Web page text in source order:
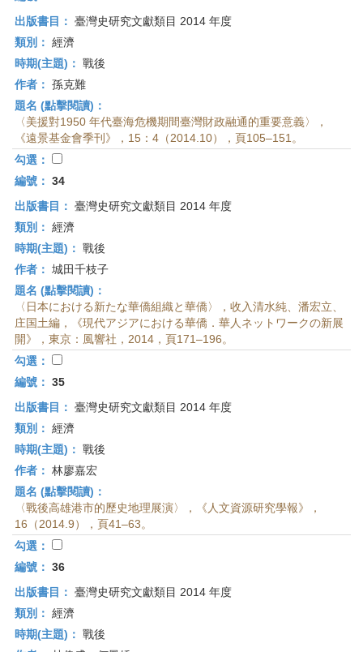
出版書目： 臺灣史研究文獻類目 2014 年度
類別： 經濟
時期(主題)： 戰後
作者： 孫克難
題名 (點擊閱讀)：
〈美援對1950 年代臺海危機期間臺灣財政融通的重要意義〉，
《遠景基金會季刊》，15：4（2014.10），頁105–151。
勾選：
編號： 34
出版書目： 臺灣史研究文獻類目 2014 年度
類別： 經濟
時期(主題)： 戰後
作者： 城田千枝子
題名 (點擊閱讀)：
〈日本における新たな華僑組織と華僑〉，收入清水純、潘宏立、
庄国土編，《現代アジアにおける華僑．華人ネットワークの新展
開》，東京：風響社，2014，頁171–196。
勾選：
編號： 35
出版書目： 臺灣史研究文獻類目 2014 年度
類別： 經濟
時期(主題)： 戰後
作者： 林廖嘉宏
題名 (點擊閱讀)：
〈戰後高雄港市的歷史地理展演〉，《人文資源研究學報》，
16（2014.9），頁41–63。
勾選：
編號： 36
出版書目： 臺灣史研究文獻類目 2014 年度
類別： 經濟
時期(主題)： 戰後